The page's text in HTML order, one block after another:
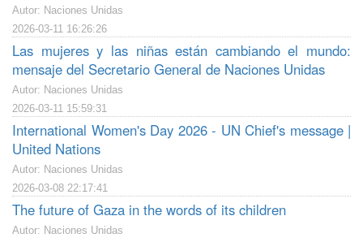
Autor: Naciones Unidas
2026-03-11 16:26:26
Las mujeres y las niñas están cambiando el mundo:
mensaje del Secretario General de Naciones Unidas
Autor: Naciones Unidas
2026-03-11 15:59:31
International Women's Day 2026 - UN Chief's message |
United Nations
Autor: Naciones Unidas
2026-03-08 22:17:41
The future of Gaza in the words of its children
Autor: Naciones Unidas